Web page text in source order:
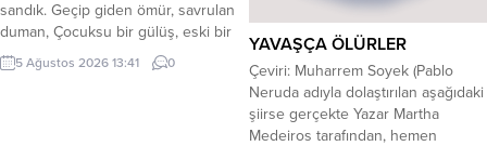
sandık. Geçip giden ömür, savrulan
duman, Çocuksu bir gülüş, eski bir
tanıdık. ​Kapağı açılır sessiz ve
derin, Dökülür odaya geçmişin
5 Ağustos 2026 13:41 0
YAVAŞÇA ÖLÜRLER
Çeviri: Muharrem Soyek (Pablo
Neruda adıyla dolaştırılan aşağıdaki
şiirse gerçekte Yazar Martha
Medeiros tarafından, hemen